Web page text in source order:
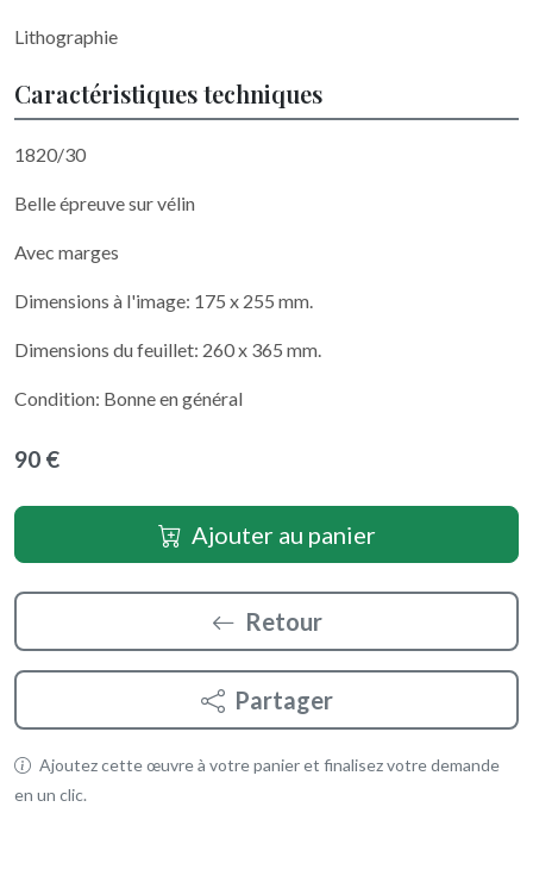
Lithographie
Caractéristiques techniques
1820/30
Belle épreuve sur vélin
Avec marges
Dimensions à l'image: 175 x 255 mm.
Dimensions du feuillet: 260 x 365 mm.
Condition: Bonne en général
90 €
Ajouter au panier
Retour
Partager
Ajoutez cette œuvre à votre panier et finalisez votre demande
en un clic.